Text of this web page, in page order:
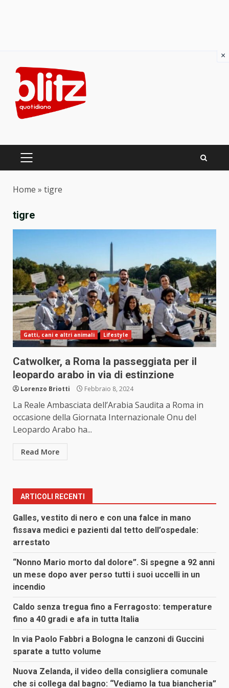
content
PRIMARY
Home » tigre
tigre
Gatti, cani e altri animali Lifestyle
Catwolker, a Roma la passeggiata per il
leopardo arabo in via di estinzione
Lorenzo Briotti Febbraio 8, 2024
La Reale Ambasciata dell’Arabia Saudita a Roma in
occasione della Giornata Internazionale Onu del
Leopardo Arabo ha...
Read More
ARTICOLI RECENTI
Galles, vestito di nero e con una falce in mano
fissava medici e pazienti dal tetto dell’ospedale:
arrestato
“Nonno Mario morto dal dolore”. Si spegne a 92 anni
un mese dopo aver perso tutti i suoi uccelli in un
incendio
Caldo senza tregua fino a Ferragosto: temperature
fino a 40 gradi e afa in tutta Italia
In via Paolo Fabbri a Bologna le canzoni di Guccini
sparate a tutto volume
Nuova Zelanda, il video della consigliera comunale
che si collega dal bagno: “Vediamo la tua biancheria”
×